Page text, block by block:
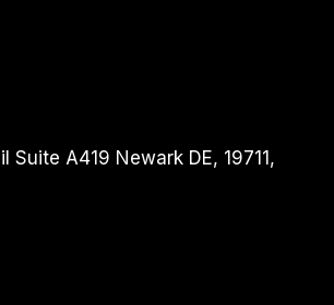
Suite A419 Newark DE, 19711,